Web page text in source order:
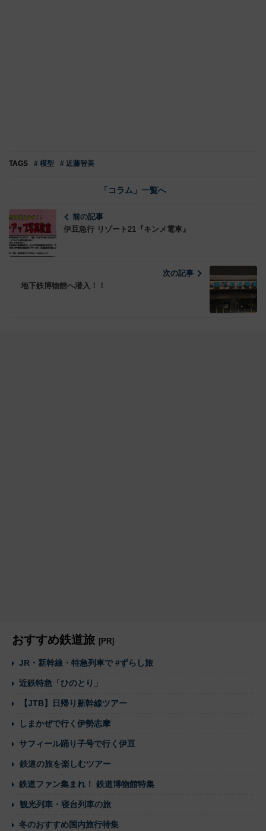
TAGS # 模型 # 近藤智美
「コラム」一覧へ
前の記事
伊豆急行 リゾート21『キンメ電車』
次の記事
地下鉄博物館へ潜入！！
おすすめ鉄道旅 [PR]
JR・新幹線・特急列車で #ずらし旅
近鉄特急「ひのとり」
【JTB】日帰り新幹線ツアー
しまかぜで行く伊勢志摩
サフィール踊り子号で行く伊豆
鉄道の旅を楽しむツアー
鉄道ファン集まれ！ 鉄道博物館特集
観光列車・寝台列車の旅
冬のおすすめ国内旅行特集